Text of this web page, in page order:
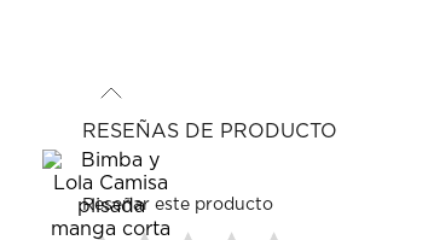
RESEÑAS DE PRODUCTO
Reseñar este producto